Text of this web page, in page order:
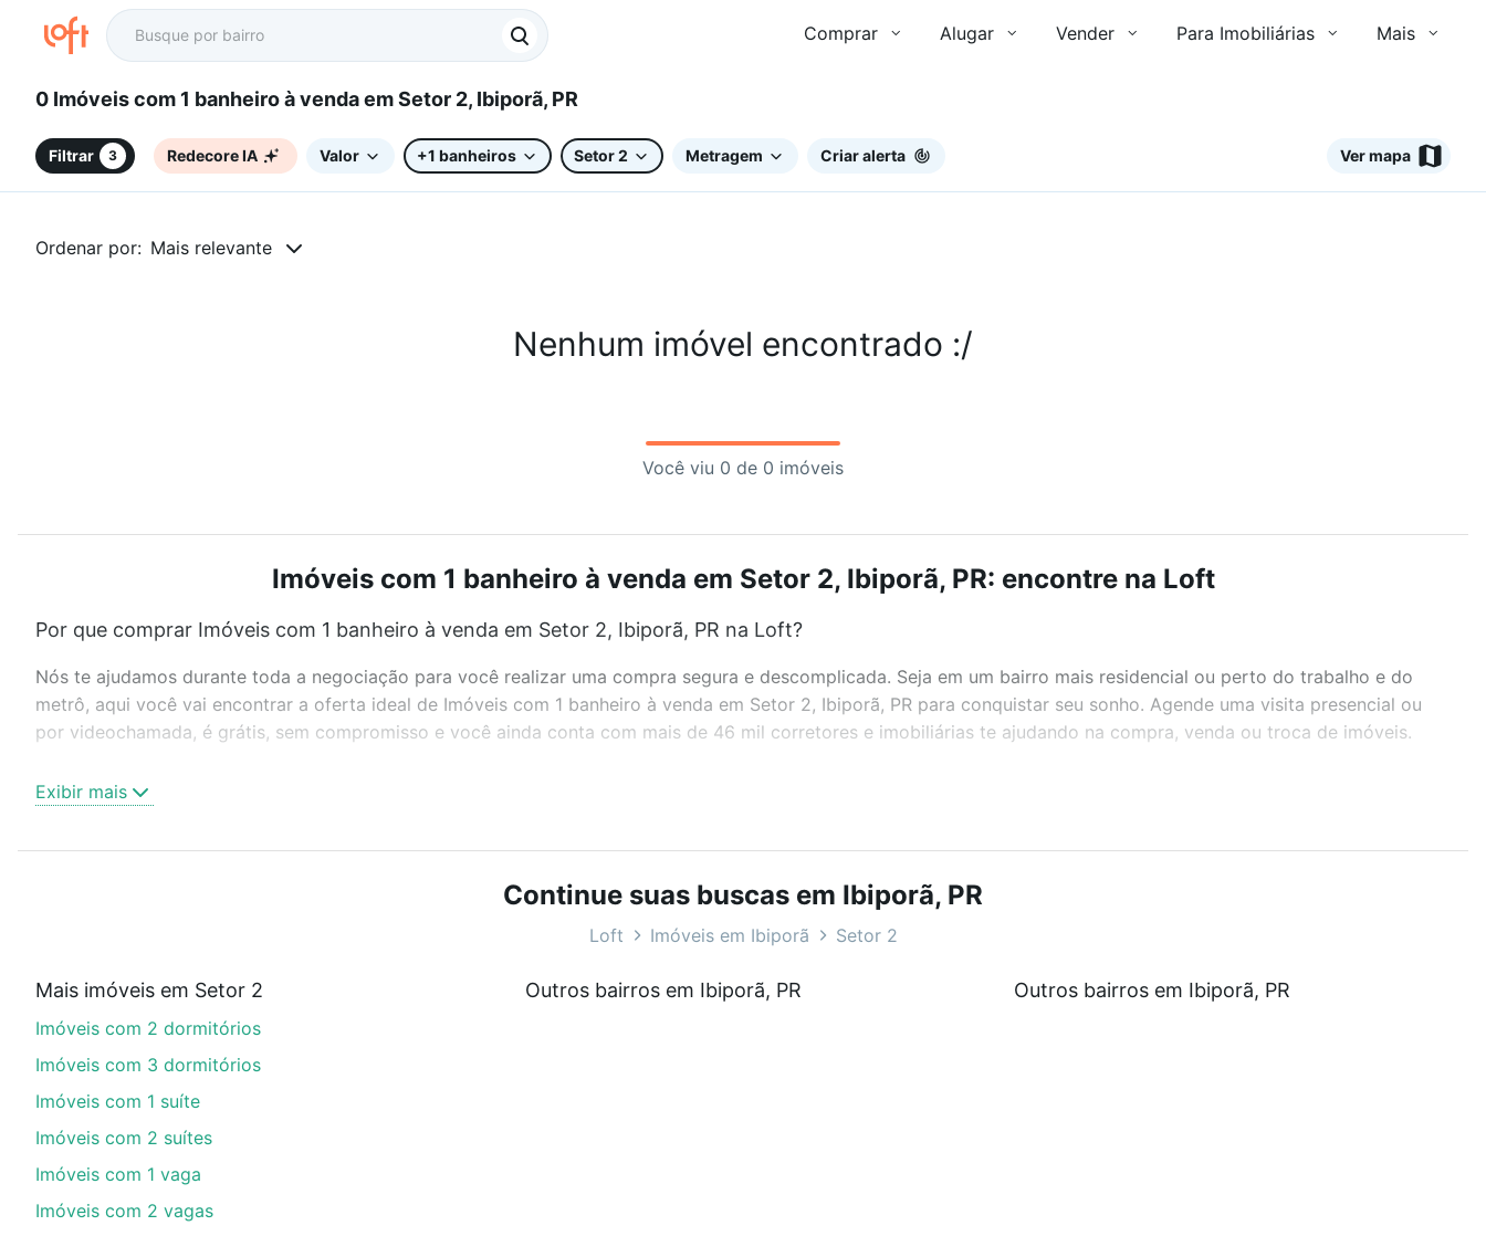
Comprar Alugar Vender Para Imobiliárias Mais
0 Imóveis com 1 banheiro à venda em Setor 2, Ibiporã, PR
Filtrar 3 Redecore IA Valor +1 banheiros Setor 2 Metragem Criar alerta Ver mapa
Ordenar por: Mais relevante
Nenhum imóvel encontrado :/
Você viu 0 de 0 imóveis
Imóveis com 1 banheiro à venda em Setor 2, Ibiporã, PR: encontre na Loft
Por que comprar Imóveis com 1 banheiro à venda em Setor 2, Ibiporã, PR na Loft?
Nós te ajudamos durante toda a negociação para você realizar uma compra segura e descomplicada. Seja em um bairro mais residencial ou perto do trabalho e do
metrô, aqui você vai encontrar a oferta ideal de Imóveis com 1 banheiro à venda em Setor 2, Ibiporã, PR para conquistar seu sonho. Agende uma visita presencial ou
por videochamada, é grátis, sem compromisso e você ainda conta com mais de 46 mil corretores e imobiliárias te ajudando na compra, venda ou troca de imóveis.
ou sem vaga de garagem para combinar perfeitamente com o preço, metragem e comodidades, como piscina, academia, salão de festas ou área verde e encontrar
Imóveis com 1 banheiro à venda em Setor 2, Ibiporã, PR ideal para você na Loft.
Qual o preço de Imóveis com 1 banheiro à venda em Setor 2, Ibiporã, PR?
Aqui na Loft temos a oferta ideal para você, com Imóveis com 1 banheiro à venda em Setor 2, Ibiporã, PR que custam a partir de R$ 0 e com nossas opções de
financiamento imobiliário as parcelas podem se adequar ao seu orçamento. Se ainda tem alguma dúvida dos custos envolvidos no processo de compra, veja em nosso
portal quanto custa comprar um apartamento
Exibir mais
Continue suas buscas em Ibiporã, PR
Loft Imóveis em Ibiporã Setor 2
Mais imóveis em Setor 2
Imóveis com 2 dormitórios
Imóveis com 3 dormitórios
Imóveis com 1 suíte
Imóveis com 2 suítes
Imóveis com 1 vaga
Imóveis com 2 vagas
Outros bairros em Ibiporã, PR Outros bairros em Ibiporã, PR